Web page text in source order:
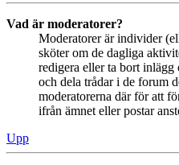
Vad är moderatorer?
Moderatorer är individer
sköter om de dagliga
redigera eller ta bort inlägg
och dela trådar i de forum
moderatorerna där för att
ifrån ämnet eller postar
Upp